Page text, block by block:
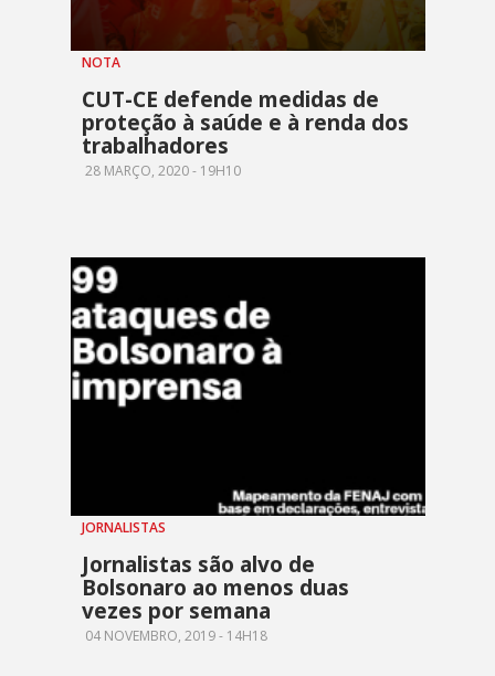
NOTA
CUT-CE defende medidas de
proteção à saúde e à renda dos
trabalhadores
28 MARÇO, 2020 - 19H10
JORNALISTAS
Jornalistas são alvo de
Bolsonaro ao menos duas
vezes por semana
04 NOVEMBRO, 2019 - 14H18